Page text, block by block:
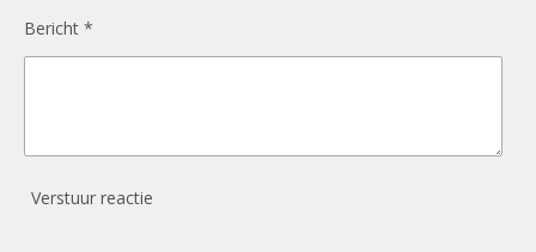
Bericht *
Verstuur reactie